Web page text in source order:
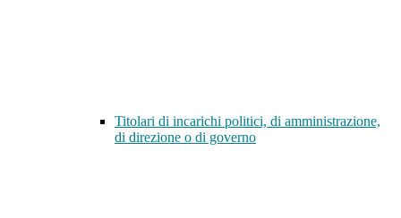
Titolari di incarichi politici, di amministrazione,
di direzione o di governo